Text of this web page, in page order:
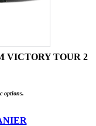
VICTORY TOUR 2
options.